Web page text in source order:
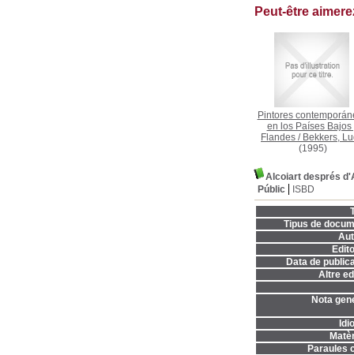
Peut-être
Pintores
en los Países Bajos
Flandes / Bekkers,
(1995)
Alcoiart després
Públic
ISBD
Tipus de
Data de
Altre
Nota
Paraules